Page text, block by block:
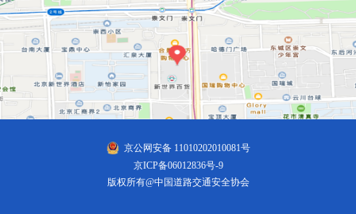
京公网安备 11010202010081号
京ICP备06012836号-9
版权所有@中国道路交通安全协会